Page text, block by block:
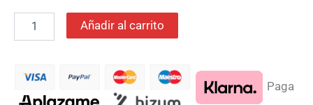
Añadir al carrito
Paga